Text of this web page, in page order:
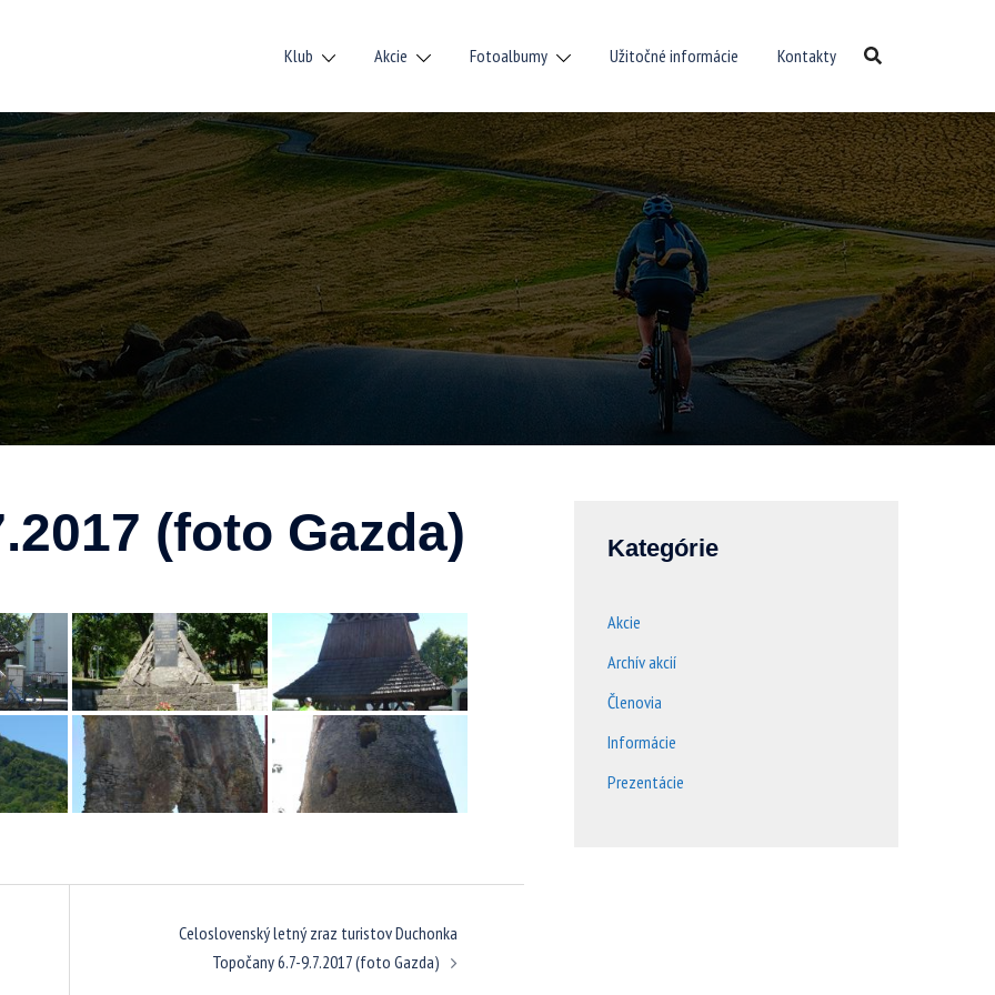
Klub Akcie Fotoalbumy Užitočné informácie Kontakty
(foto Gazda)
Celoslovenský letný zraz turistov Duchonka
Topočany 6.7-9.7.2017 (foto Gazda)
Kategórie
Akcie
Archív akcií
Členovia
Informácie
Prezentácie